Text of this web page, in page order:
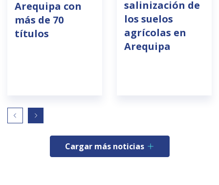
Arequipa con
más de 70
títulos
salinización de
los suelos
agrícolas en
Arequipa
Cargar más noticias